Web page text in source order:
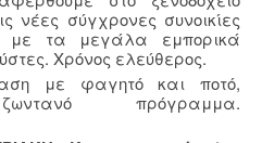
σύγχρονες συνοικίες
με τα μεγάλα εμπορικά
Χρόνος ελεύθερος.
με φαγητό και ποτό,
ζωντανό πρόγραμμα.